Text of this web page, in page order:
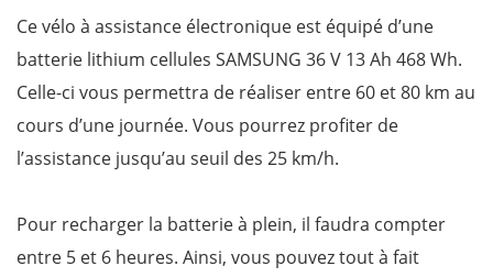
Ce vélo à assistance électronique est équipé d’une
batterie lithium cellules SAMSUNG 36 V 13 Ah 468 Wh.
Celle-ci vous permettra de réaliser entre 60 et 80 km au
cours d’une journée. Vous pourrez profiter de
l’assistance jusqu’au seuil des 25 km/h.
Pour recharger la batterie à plein, il faudra compter
entre 5 et 6 heures. Ainsi, vous pouvez tout à fait